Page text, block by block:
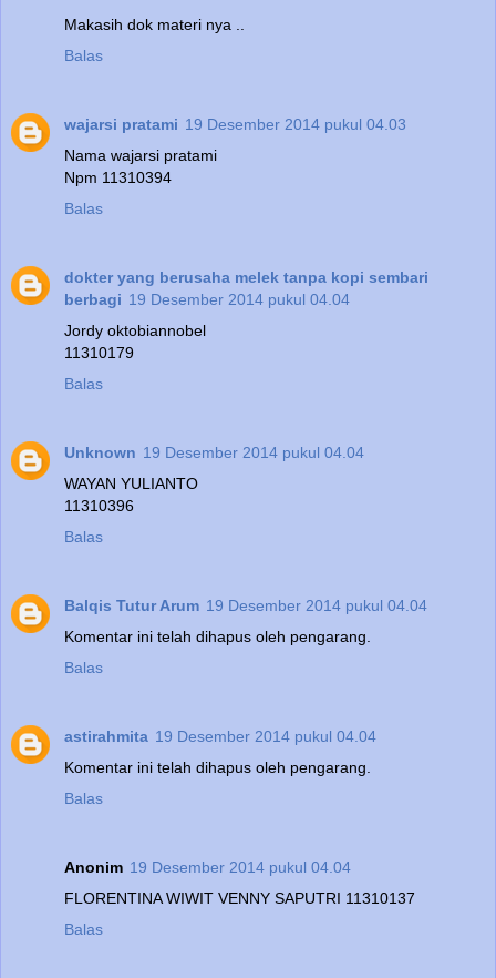
Makasih dok materi nya ..
Balas
wajarsi pratami 19 Desember 2014 pukul 04.03
Nama wajarsi pratami
Npm 11310394
Balas
dokter yang berusaha melek tanpa kopi sembari
berbagi 19 Desember 2014 pukul 04.04
Jordy oktobiannobel
11310179
Balas
Unknown 19 Desember 2014 pukul 04.04
WAYAN YULIANTO
11310396
Balas
Balqis Tutur Arum 19 Desember 2014 pukul 04.04
Komentar ini telah dihapus oleh pengarang.
Balas
astirahmita 19 Desember 2014 pukul 04.04
Komentar ini telah dihapus oleh pengarang.
Balas
Anonim 19 Desember 2014 pukul 04.04
FLORENTINA WIWIT VENNY SAPUTRI 11310137
Balas